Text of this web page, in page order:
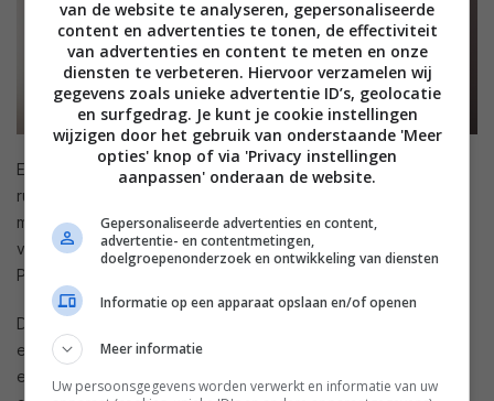
Een van de meest opvallende upgrades is de actieve
ruisonderdrukking (ANC). Een nieuw systeem met acht
microfoons optimaliseert niet alleen de ANC-prestaties, maar
verbetert ook de gesprekskwaliteit aanzienlijk met de ADI
Pure Voice-technologie.
De batterijduur bedraagt 30 uur met ANC ingeschakeld, en
een snelle oplaadbeurt van 15 minuten levert tot zeven uur
extra luisterplezier. Met deze combinatie van prestaties,
van de website te analyseren, gepersonaliseerde
content en advertenties te tonen, de effectiviteit
van advertenties en content te meten en onze
diensten te verbeteren. Hiervoor verzamelen wij
gegevens zoals unieke advertentie ID’s, geolocatie
en surfgedrag. Je kunt je cookie instellingen
wijzigen door het gebruik van onderstaande 'Meer
opties' knop of via 'Privacy instellingen
aanpassen' onderaan de website.
Gepersonaliseerde advertenties en content,
advertentie- en contentmetingen,
doelgroepenonderzoek en ontwikkeling van diensten
Informatie op een apparaat opslaan en/of openen
Meer informatie
Uw persoonsgegevens worden verwerkt en informatie van uw